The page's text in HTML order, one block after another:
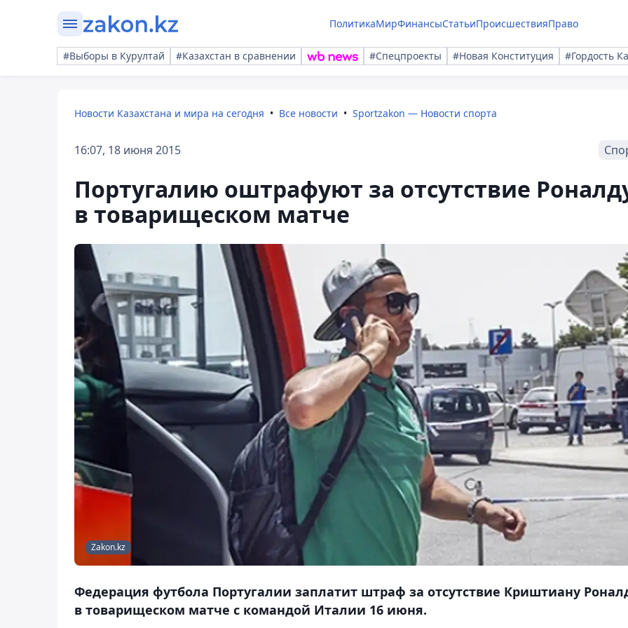
ПолитикаМирФинансыСтатьиПроисшествияПраво
#Выборы в Курултай #Казахстан в сравнении #Спецпроекты #Новая Конституция #Гордость
Новости Казахстана и мира на сегодня Все новости Sportzakon — Новости спорта
16:07, 18 июня 2015
Португалию оштрафуют за отсутствие
в товарищеском матче
Zakon.kz
Федерация футбола Португалии заплатит штраф за отсутствие Криштиану
в товарищеском матче с командой Италии 16 июня.